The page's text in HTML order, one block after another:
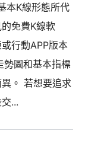
本K線形態所代
免費K線軟
行動APP版本
勢圖和基本指標
。 若想要追求
...